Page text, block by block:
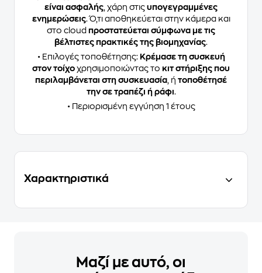
είναι ασφαλής , χάρη στις υπογεγραμμένες
ενημερώσεις. Ό,τι αποθηκεύεται στην κάμερα και
στο cloud προστατεύεται σύμφωνα με τις
βέλτιστες πρακτικές της βιομηχανίας.
• Επιλογές τοποθέτησης: Κρέμασε τη συσκευή
στον τοίχο χρησιμοποιώντας το κιτ στήριξης που
περιλαμβάνεται στη συσκευασία , ή τοποθέτησέ
την σε τραπέζι ή ράφι.
• Περιορισμένη εγγύηση 1 έτους
Χαρακτηριστικά
Μαζί με αυτό, οι